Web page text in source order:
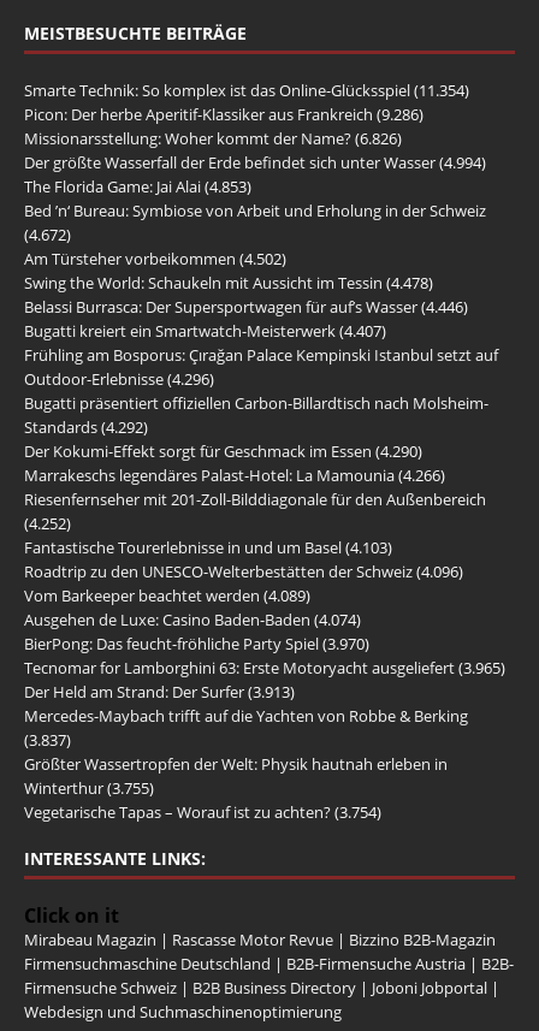
MEISTBESUCHTE BEITRÄGE
Smarte Technik: So komplex ist das Online-Glücksspiel(11.354)
Picon: Der herbe Aperitif-Klassiker aus Frankreich (9.286)
Missionarsstellung: Woher kommt der Name?(6.826)
Der größte Wasserfall der Erde befindet sich unter Wasser(4.994)
The Florida Game: Jai Alai(4.853)
Bed ’n‘ Bureau: Symbiose von Arbeit und Erholung in der Schweiz
(4.672)
Am Türsteher vorbeikommen (4.502)
Swing the World: Schaukeln mit Aussicht im Tessin (4.478)
Belassi Burrasca: Der Supersportwagen für auf’s Wasser(4.446)
Bugatti kreiert ein Smartwatch-Meisterwerk(4.407)
Frühling am Bosporus: Çırağan Palace Kempinski Istanbul setzt auf
Outdoor-Erlebnisse(4.296)
Bugatti präsentiert offiziellen Carbon-Billardtisch nach Molsheim-
Standards(4.292)
Der Kokumi-Effekt sorgt für Geschmack im Essen (4.290)
Marrakeschs legendäres Palast-Hotel: La Mamounia(4.266)
Riesenfernseher mit 201-Zoll-Bilddiagonale für den Außenbereich
(4.252)
Fantastische Tourerlebnisse in und um Basel(4.103)
Roadtrip zu den UNESCO-Welterbestätten der Schweiz(4.096)
Vom Barkeeper beachtet werden (4.089)
Ausgehen de Luxe: Casino Baden-Baden (4.074)
BierPong: Das feucht-fröhliche Party Spiel(3.970)
Tecnomar for Lamborghini 63: Erste Motoryacht ausgeliefert(3.965)
Der Held am Strand: Der Surfer(3.913)
Mercedes-Maybach trifft auf die Yachten von Robbe & Berking
(3.837)
Größter Wassertropfen der Welt: Physik hautnah erleben in
Winterthur(3.755)
Vegetarische Tapas – Worauf ist zu achten?(3.754)
INTERESSANTE LINKS:
Click on it
Mirabeau Magazin | Rascasse Motor Revue | Bizzino B2B-Magazin
Firmensuchmaschine Deutschland | B2B-Firmensuche Austria | B2B-
Firmensuche Schweiz | B2B Business Directory | Joboni Jobportal |
Webdesign und Suchmaschinenoptimierung